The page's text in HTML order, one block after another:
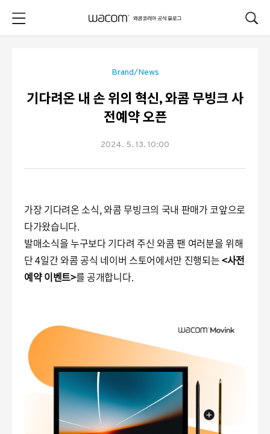
Brand/News
기다려온 내 손 위의 혁신, 와콤 무빙크 사
전예약 오픈
2024. 5. 13. 10:00
가장 기다려온 소식, 와콤 무빙크의 국내 판매가 코앞으로
다가왔습니다.
발매소식을 누구보다 기다려 주신 와콤 팬 여러분을 위해
단 4일간 와콤 공식 네이버 스토어에서만 진행되는<사전
예약 이벤트>를 공개합니다.